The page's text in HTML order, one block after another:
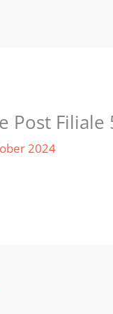
Post Filiale
2024